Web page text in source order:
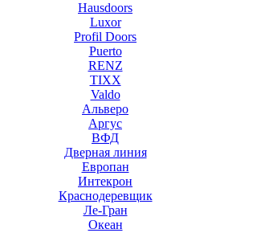
Hausdoors
Luxor
Profil Doors
Puerto
RENZ
TIXX
Valdo
Альверо
Аргус
ВФД
Дверная линия
Европан
Интекрон
Краснодеревщик
Ле-Гран
Океан